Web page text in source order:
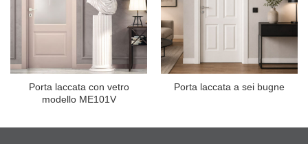
Porta laccata con vetro
modello ME101V
Porta laccata a sei bugne